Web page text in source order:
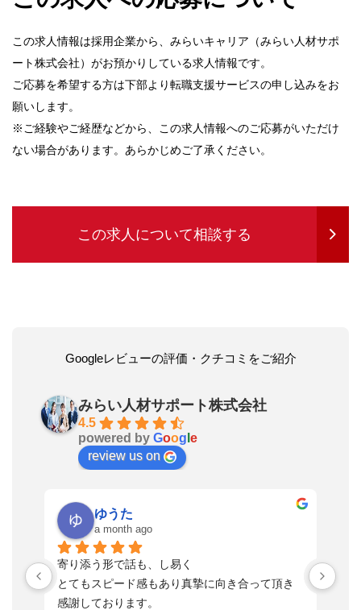
この求人情報は採用企業から、みらいキャリア（みらい人材サポ
ート株式会社）がお預かりしている求人情報です。
ご応募を希望する方は下部より転職支援サービスの申し込みをお
願いします。
※ご経験やご経歴などから、この求人情報へのご応募がいただけ
ない場合があります。あらかじめご了承ください。
この求人について相談する
Googleレビューの評価・クチコミをご紹介
みらい人材サポート株式会社
4.5
powered by Goog e
review us on
ゆうた
a month ago
寄り添う形で話も、し易く
とてもスピード感もあり真摯に向き合って頂き
感謝しております。